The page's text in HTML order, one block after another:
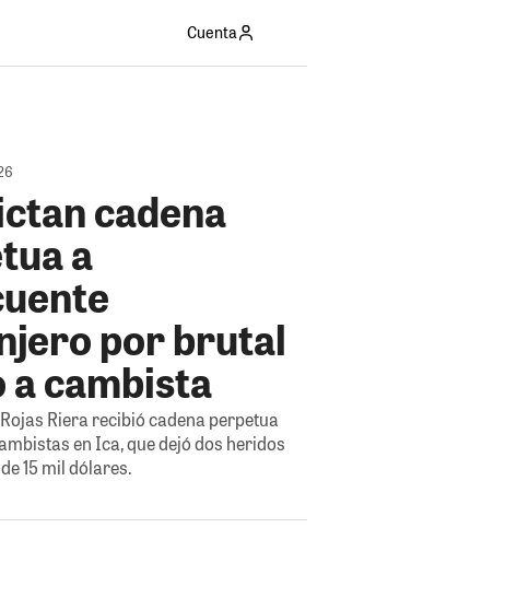
Cuenta
cadena
a
por brutal
a cambista
Riera recibió cadena perpetua
en Ica, que dejó dos heridos
15 mil dólares.